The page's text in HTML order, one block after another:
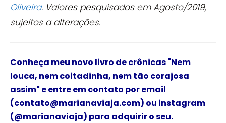
Oliveira. Valores pesquisados em Agosto/2019,
sujeitos a alterações.
Conheça meu novo livro de crônicas"Nem
louca, nem coitadinha, nem tão corajosa
assim" eentre em contato por email
(contato@marianaviaja.com) ou instagram
(@marianaviaja) para adquirir o seu.